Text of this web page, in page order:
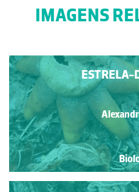
IMAGENS
ESTRELA-